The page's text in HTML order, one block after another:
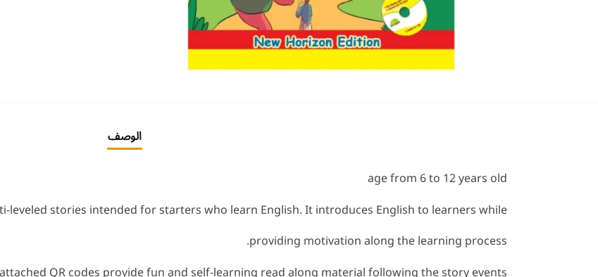
الوصف
age from 6 to 12 years old
leveled stories intended for starters who learn English. It introduces English to learners while
providing motivation along the learning process.